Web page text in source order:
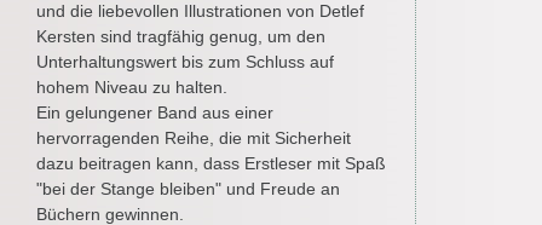
und die liebevollen Illustrationen von Detlef
Kersten sind tragfähig genug, um den
Unterhaltungswert bis zum Schluss auf
hohem Niveau zu halten.
Ein gelungener Band aus einer
hervorragenden Reihe, die mit Sicherheit
dazu beitragen kann, dass Erstleser mit Spaß
"bei der Stange bleiben" und Freude an
Büchern gewinnen.